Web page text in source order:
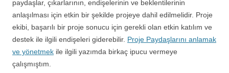
paydaşlar, çıkarlarının, endişelerinin ve beklentilerinin
anlaşılması için etkin bir şekilde projeye dahil edilmelidir. Proje
ekibi, başarılı bir proje sonucu için gerekli olan etkin katılım ve
destek ile ilgili endişeleri giderebilir. Proje Paydaşlarını anlamak
ve yönetmek ile ilgili yazımda birkaç ipucu vermeye
çalışmıştım.